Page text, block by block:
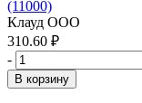
(11000)
Клауд ООО
310.60 ₽
-
В корзину